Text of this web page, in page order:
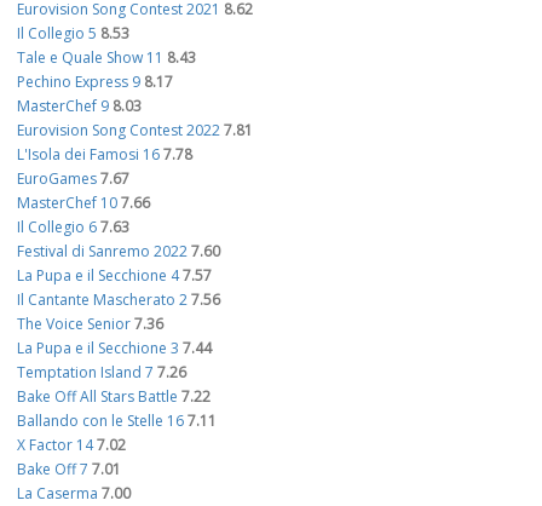
Eurovision Song Contest 2021 8.62
Il Collegio 5 8.53
Tale e Quale Show 11 8.43
Pechino Express 9 8.17
MasterChef 9 8.03
Eurovision Song Contest 20227.81
L'Isola dei Famosi 167.78
EuroGames7.67
MasterChef 107.66
Il Collegio 67.63
Festival di Sanremo 20227.60
La Pupa e il Secchione 47.57
Il Cantante Mascherato 27.56
The Voice Senior7.36
La Pupa e il Secchione 3 7.44
Temptation Island 7 7.26
Bake Off All Stars Battle 7.22
Ballando con le Stelle 167.11
X Factor 147.02
Bake Off 7 7.01
La Caserma 7.00